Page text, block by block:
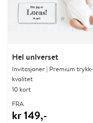
Hei universet
Invitasjoner | Premium trykk-
kvalitet
10 kort
FRA
kr 149,-